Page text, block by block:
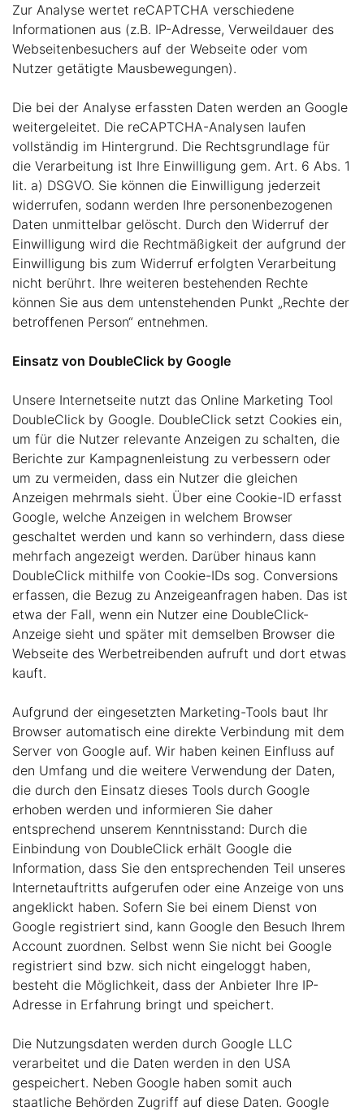
Zur Analyse wertet reCAPTCHA verschiedene
Informationen aus (z.B. IP-Adresse, Verweildauer des
Webseitenbesuchers auf der Webseite oder vom
Nutzer getätigte Mausbewegungen).
Die bei der Analyse erfassten Daten werden an Google
weitergeleitet. Die reCAPTCHA-Analysen laufen
vollständig im Hintergrund. Die Rechtsgrundlage für
die Verarbeitung ist Ihre Einwilligung gem. Art. 6 Abs. 1
lit. a) DSGVO. Sie können die Einwilligung jederzeit
widerrufen, sodann werden Ihre personenbezogenen
Daten unmittelbar gelöscht. Durch den Widerruf der
Einwilligung wird die Rechtmäßigkeit der aufgrund der
Einwilligung bis zum Widerruf erfolgten Verarbeitung
nicht berührt. Ihre weiteren bestehenden Rechte
können Sie aus dem untenstehenden Punkt „Rechte der
betroffenen Person“ entnehmen.
Einsatz von DoubleClick by Google
Unsere Internetseite nutzt das Online Marketing Tool
DoubleClick by Google. DoubleClick setzt Cookies ein,
um für die Nutzer relevante Anzeigen zu schalten, die
Berichte zur Kampagnenleistung zu verbessern oder
um zu vermeiden, dass ein Nutzer die gleichen
Anzeigen mehrmals sieht. Über eine Cookie-ID erfasst
Google, welche Anzeigen in welchem Browser
geschaltet werden und kann so verhindern, dass diese
mehrfach angezeigt werden. Darüber hinaus kann
DoubleClick mithilfe von Cookie-IDs sog. Conversions
erfassen, die Bezug zu Anzeigeanfragen haben. Das ist
etwa der Fall, wenn ein Nutzer eine DoubleClick-
Anzeige sieht und später mit demselben Browser die
Webseite des Werbetreibenden aufruft und dort etwas
kauft.
Aufgrund der eingesetzten Marketing-Tools baut Ihr
Browser automatisch eine direkte Verbindung mit dem
Server von Google auf. Wir haben keinen Einfluss auf
den Umfang und die weitere Verwendung der Daten,
die durch den Einsatz dieses Tools durch Google
erhoben werden und informieren Sie daher
entsprechend unserem Kenntnisstand: Durch die
Einbindung von DoubleClick erhält Google die
Information, dass Sie den entsprechenden Teil unseres
Internetauftritts aufgerufen oder eine Anzeige von uns
angeklickt haben. Sofern Sie bei einem Dienst von
Google registriert sind, kann Google den Besuch Ihrem
Account zuordnen. Selbst wenn Sie nicht bei Google
registriert sind bzw. sich nicht eingeloggt haben,
besteht die Möglichkeit, dass der Anbieter Ihre IP-
Adresse in Erfahrung bringt und speichert.
Die Nutzungsdaten werden durch Google LLC
verarbeitet und die Daten werden in den USA
gespeichert. Neben Google haben somit auch
staatliche Behörden Zugriff auf diese Daten. Google